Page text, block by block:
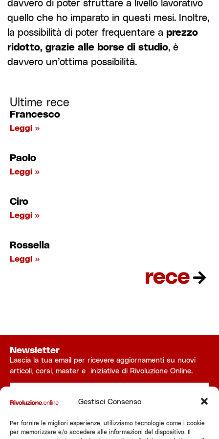
Gestisci Consenso
Per fornire le migliori esperienze, utilizziamo tecnologie come i cookie
per memorizzare e/o accedere alle informazioni del dispositivo. Il
davvero di poter sfruttare a livello lavorativo
quello che ho imparato in questi mesi. Inoltre,
la possibilità di poter frequentare a prezzo
ridotto, grazie alle borse di studio, è
davvero un’ottima possibilità.
Ultime rece
Francesco
Leggi »
Paolo
Leggi »
Ciro
Leggi »
Rossella
Leggi »
rece
Newsletter
Lascia la tua email per ricevere aggiornamenti su nuovi
articoli, corsi, master e iniziative di Rivoluzione Online.
Invia